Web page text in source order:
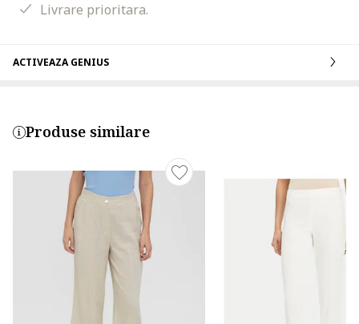
Livrare prioritara.
ACTIVEAZA GENIUS
Produse similare